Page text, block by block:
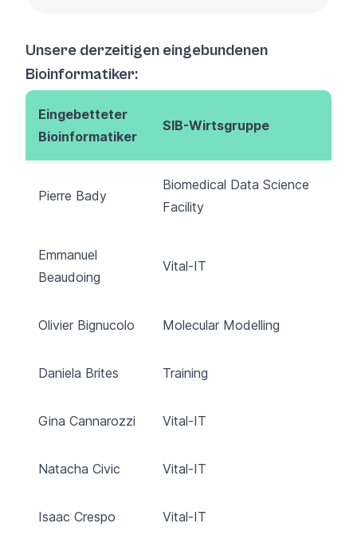
Unsere derzeitigen eingebundenen
Bioinformatiker:
Eingebetteter
Bioinformatiker
SIB-Wirtsgruppe
Pierre Bady
Biomedical Data Science
Facility
Emmanuel
Beaudoing
Vital-IT
Olivier Bignucolo Molecular Modelling
Daniela Brites Training
Gina Cannarozzi Vital-IT
Natacha Civic Vital-IT
Isaac Crespo Vital-IT